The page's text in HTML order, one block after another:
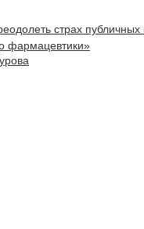
страх публичных
фармацевтики»